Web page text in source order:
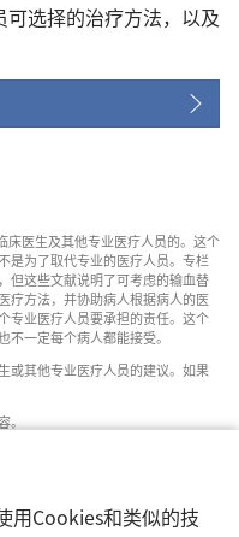
用Cookies和类似的技
选择的治疗方法，以及
床医生及其他专业医疗人员的。这个
是为了取代专业的医疗人员。专栏
但这些文献说明了可考虑的输血替
疗方法，并协助病人根据病人的医
专业医疗人员要承担的责任。这个
一定每个病人都能接受。
或其他专业医疗人员的建议。如果
。